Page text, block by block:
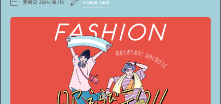
ファッション
トレンド スクールライフ
推し活
エンタメ
更新日 2024/08/15 vivace next